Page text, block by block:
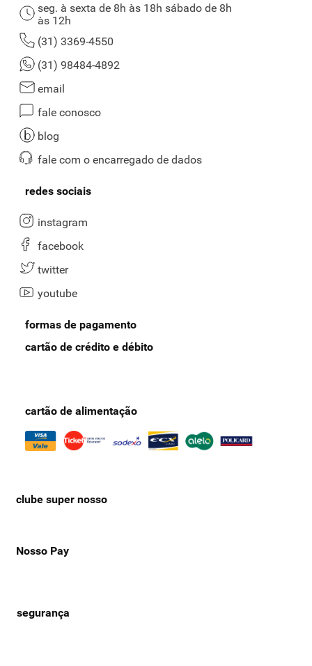
seg. à sexta de 8h às 18h sábado de 8h
às 12h
(31) 3369-4550
(31) 98484-4892
email
fale conosco
blog
fale com o encarregado de dados
redes sociais
instagram
facebook
twitter
youtube
formas de pagamento
cartão de crédito e débito
cartão de alimentação
clube super nosso
Nosso Pay